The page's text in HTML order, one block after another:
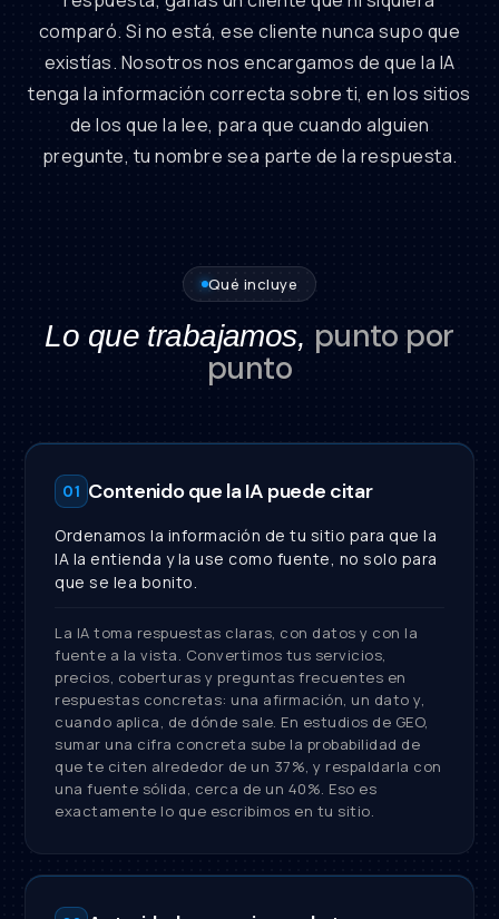
comparó. Si no está, ese cliente nunca supo que
existías. Nosotros nos encargamos de que la IA
tenga la información correcta sobre ti, en los sitios
de los que la lee, para que cuando alguien
pregunte, tu nombre sea parte de la respuesta.
Qué incluye
Lo que trabajamos, punto por
punto
01 Contenido que la IA puede citar
Ordenamos la información de tu sitio para que la
IA la entienda y la use como fuente, no solo para
que se lea bonito.
La IA toma respuestas claras, con datos y con la
fuente a la vista. Convertimos tus servicios,
precios, coberturas y preguntas frecuentes en
respuestas concretas: una afirmación, un dato y,
cuando aplica, de dónde sale. En estudios de GEO,
sumar una cifra concreta sube la probabilidad de
que te citen alrededor de un 37%, y respaldarla con
una fuente sólida, cerca de un 40%. Eso es
exactamente lo que escribimos en tu sitio.